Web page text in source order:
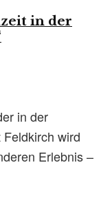
in der
in der
wird
Erlebnis –